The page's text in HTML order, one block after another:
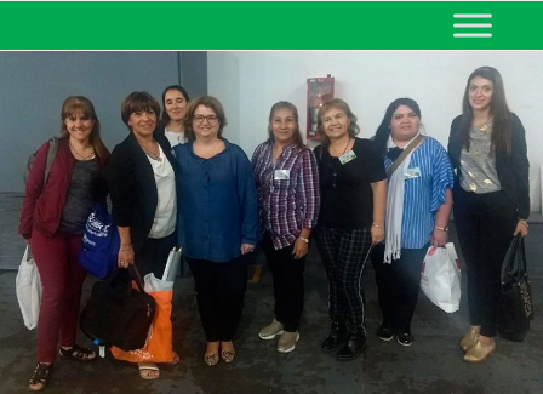
MINISTERIO DE EDUCACIÓN
DE CORRIENTES